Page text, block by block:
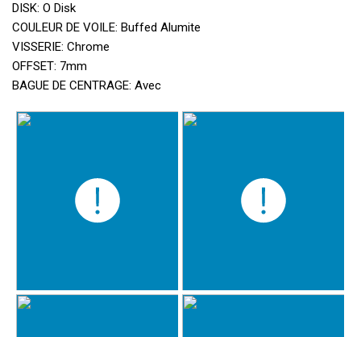
DISK: O Disk
COULEUR DE VOILE: Buffed Alumite
VISSERIE: Chrome
OFFSET: 7mm
BAGUE DE CENTRAGE: Avec